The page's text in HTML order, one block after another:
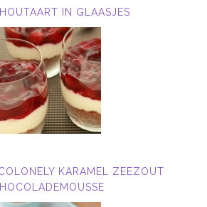
IN GLAASJES
KARAMEL ZEEZOUT